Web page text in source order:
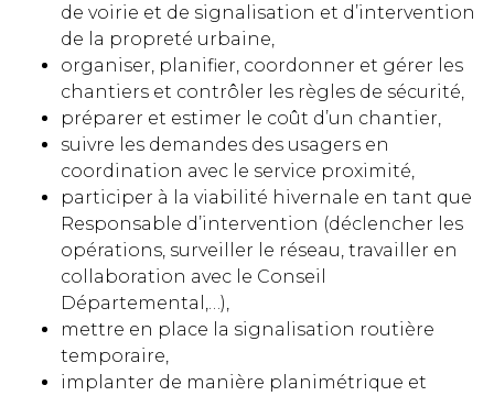
de voirie et de signalisation et d’intervention
de la propreté urbaine,
organiser, planifier, coordonner et gérer les
chantiers et contrôler les règles de sécurité,
préparer et estimer le coût d’un chantier,
suivre les demandes des usagers en
coordination avec le service proximité,
participer à la viabilité hivernale en tant que
Responsable d’intervention (déclencher les
opérations, surveiller le réseau, travailler en
collaboration avec le Conseil
Départemental,…),
mettre en place la signalisation routière
temporaire,
implanter de manière planimétrique et